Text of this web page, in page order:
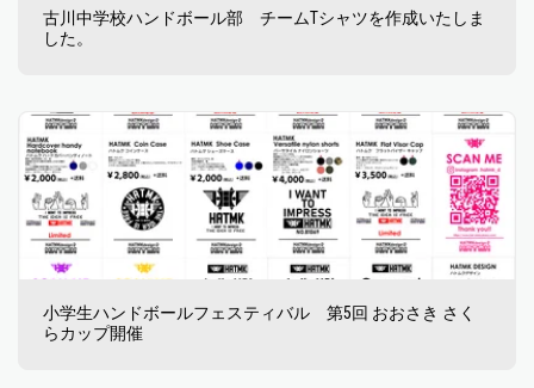
古川中学校ハンドボール部 チームTシャツを作成いたしま
した。
小学生ハンドボールフェスティバル 第5回 おおさき さく
らカップ開催